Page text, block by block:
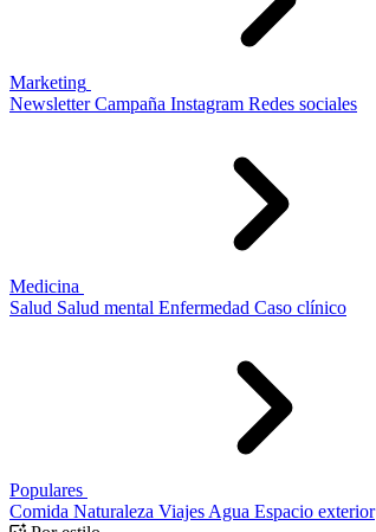
Marketing
Newsletter Campaña Instagram Redes sociales
Medicina
Salud Salud mental Enfermedad Caso clínico
Populares
Comida Naturaleza Viajes Agua Espacio exterior